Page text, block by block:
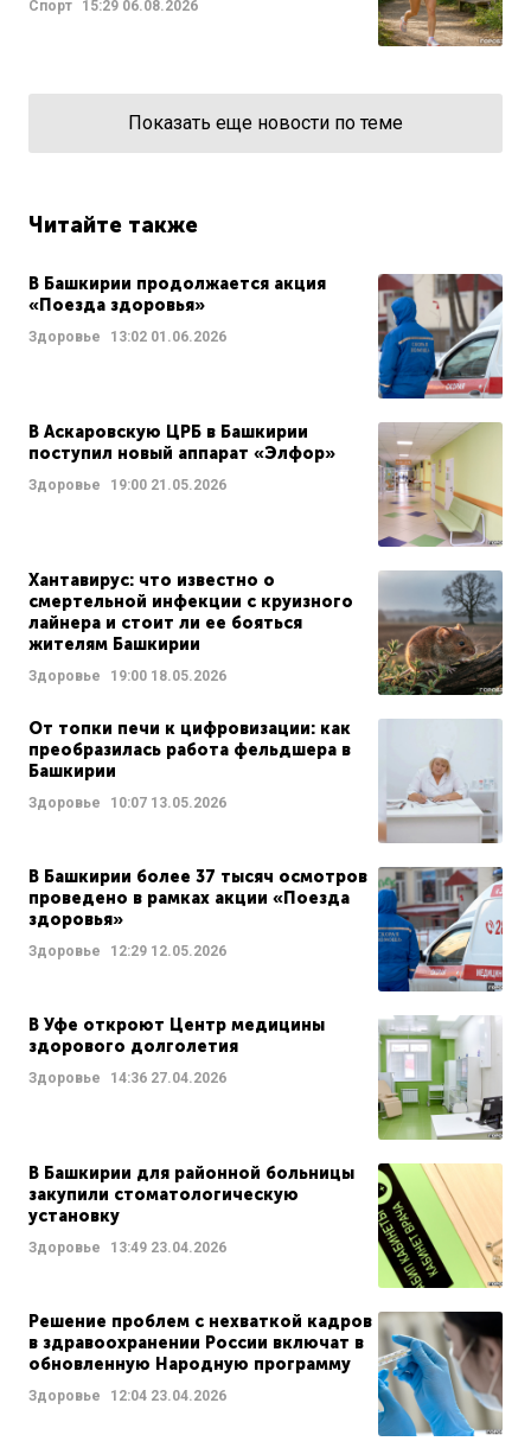
Спорт 15:29 06.08.2026
Показать еще новости по теме
Читайте также
В Башкирии продолжается акция
«Поезда здоровья»
Здоровье 13:02 01.06.2026
В Аскаровскую ЦРБ в Башкирии
поступил новый аппарат «Элфор»
Здоровье 19:00 21.05.2026
Хантавирус: что известно о
смертельной инфекции с круизного
лайнера и стоит ли ее бояться
жителям Башкирии
Здоровье 19:00 18.05.2026
От топки печи к цифровизации: как
преобразилась работа фельдшера в
Башкирии
Здоровье 10:07 13.05.2026
В Башкирии более 37 тысяч осмотров
проведено в рамках акции «Поезда
здоровья»
Здоровье 12:29 12.05.2026
В Уфе откроют Центр медицины
здорового долголетия
Здоровье 14:36 27.04.2026
В Башкирии для районной больницы
закупили стоматологическую
установку
Здоровье 13:49 23.04.2026
Решение проблем с нехваткой кадров
в здравоохранении России включат в
обновленную Народную программу
Здоровье 12:04 23.04.2026